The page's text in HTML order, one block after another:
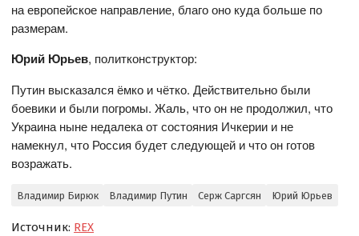
на европейское направление, благо оно куда больше по
размерам.
Юрий Юрьев, политконструктор:
Путин высказался ёмко и чётко. Действительно были
боевики и были погромы. Жаль, что он не продолжил, что
Украина ныне недалека от состояния Ичкерии и не
намекнул, что Россия будет следующей и что он готов
возражать.
Владимир Бирюк Владимир Путин Серж Саргсян Юрий Юрьев
Источник: REX